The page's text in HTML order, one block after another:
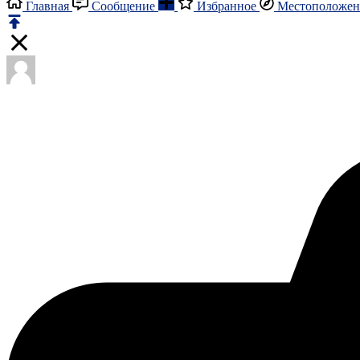
Главная Сообщение Избранное